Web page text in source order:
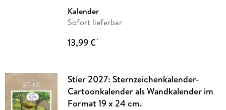
Kalender
Sofort lieferbar
13,99 €*
Stier 2027: Sternzeichenkalender-
Cartoonkalender als Wandkalender im
Format 19 x 24 cm.